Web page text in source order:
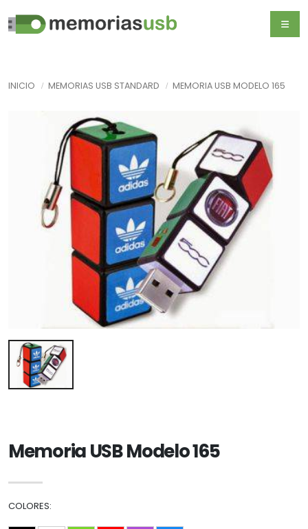
INICIO MEMORIAS USB STANDARD MEMORIA USB MODELO 165
Memoria USB Modelo 165
COLORES: